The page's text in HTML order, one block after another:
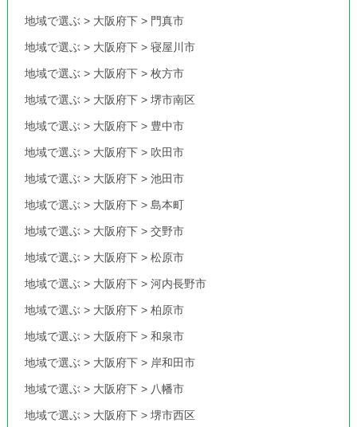
地域で選ぶ > 大阪府下 > 門真市
地域で選ぶ > 大阪府下 >寝屋川市
地域で選ぶ > 大阪府下 >枚方市
地域で選ぶ > 大阪府下 >堺市南区
地域で選ぶ > 大阪府下 > 豊中市
地域で選ぶ > 大阪府下 > 吹田市
地域で選ぶ > 大阪府下 >池田市
地域で選ぶ > 大阪府下 >島本町
地域で選ぶ > 大阪府下 >交野市
地域で選ぶ > 大阪府下 >松原市
地域で選ぶ > 大阪府下 >河内長野市
地域で選ぶ > 大阪府下 >柏原市
地域で選ぶ > 大阪府下 >和泉市
地域で選ぶ > 大阪府下 > 岸和田市
地域で選ぶ > 大阪府下 > 八幡市
地域で選ぶ > 大阪府下 >堺市西区